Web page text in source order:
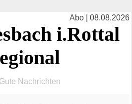
Abo | 08.08.2026
i.Rottal
Nachrichten